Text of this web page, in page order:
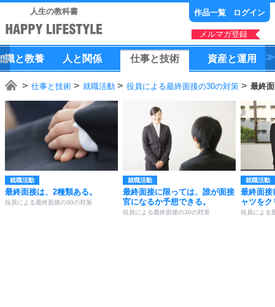
人生の教科書 作品一覧 ログイン
メルマガ登録
識と教養 人 と 関係 仕事と技術 資産と運用
仕事と技術 就職活動 役員による最終面接の30の対策 最終
就職活動
最終面接は、2種類ある。
役員による最終面接の30の対策
就職活動
最終面接に限っては、誰が面接
官になるか予想できる。
役員による最終面接の30の対策
就職活動
最終面接
ャツを
役員による